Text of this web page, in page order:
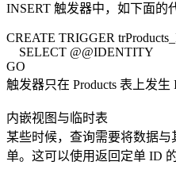
INSERT 触发器中，如下面的
CREATE TRIGGER
SELECT @@IDENTITY
GO
触发器只在 Products 表上发
内嵌视图与临时表
某些时候，查询需要将数据
单。这可以使用返回定单 ID